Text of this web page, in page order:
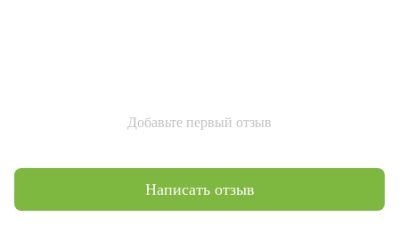
Добавьте первый отзыв
Написать отзыв